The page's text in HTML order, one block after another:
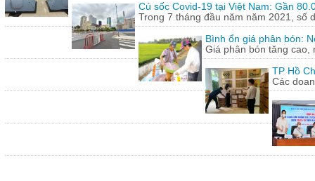
Cú sốc Covid-19 tại Việt Nam: Gần
Trong 7 tháng đầu năm năm 2021, số
Bình ổn giá phân bón:
Giá phân bón tăng
TP Hồ
Các